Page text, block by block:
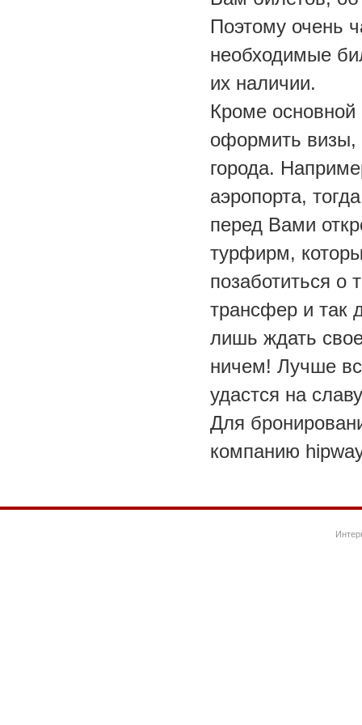
Поэтому очень
необходимые
их наличии.
Кроме
оформить визы,
города.
аэропорта,
перед Вами
турфирм,
позаботиться о
трансфер и так
лишь ждать
ничем! Лучше
удастся на
Для
компанию